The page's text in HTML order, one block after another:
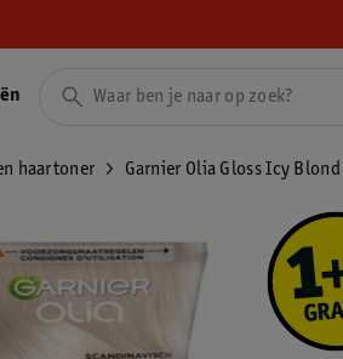
haartoner Garnier Olia Gloss Icy